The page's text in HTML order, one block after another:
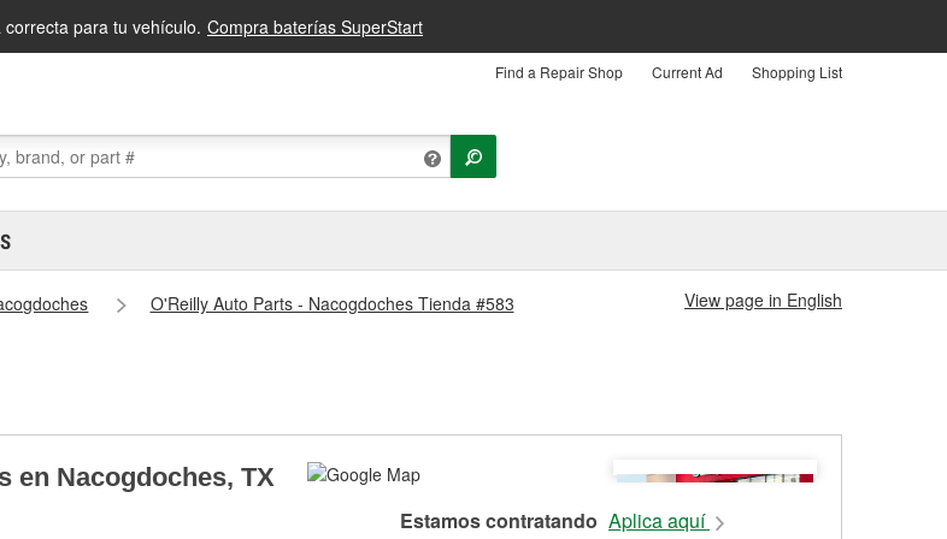
para tu vehículo. Compra baterías SuperStart
Find a Repair Shop Current Ad Shopping List
O'Reilly Auto Parts - Nacogdoches Tienda #583
View page in English
en Nacogdoches, TX
Estamos contratando Aplica aquí